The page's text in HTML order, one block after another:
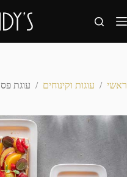
ראשי / עוגות וקינוחים / עוגת פס